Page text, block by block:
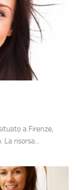
a Firenze,
risorsa...